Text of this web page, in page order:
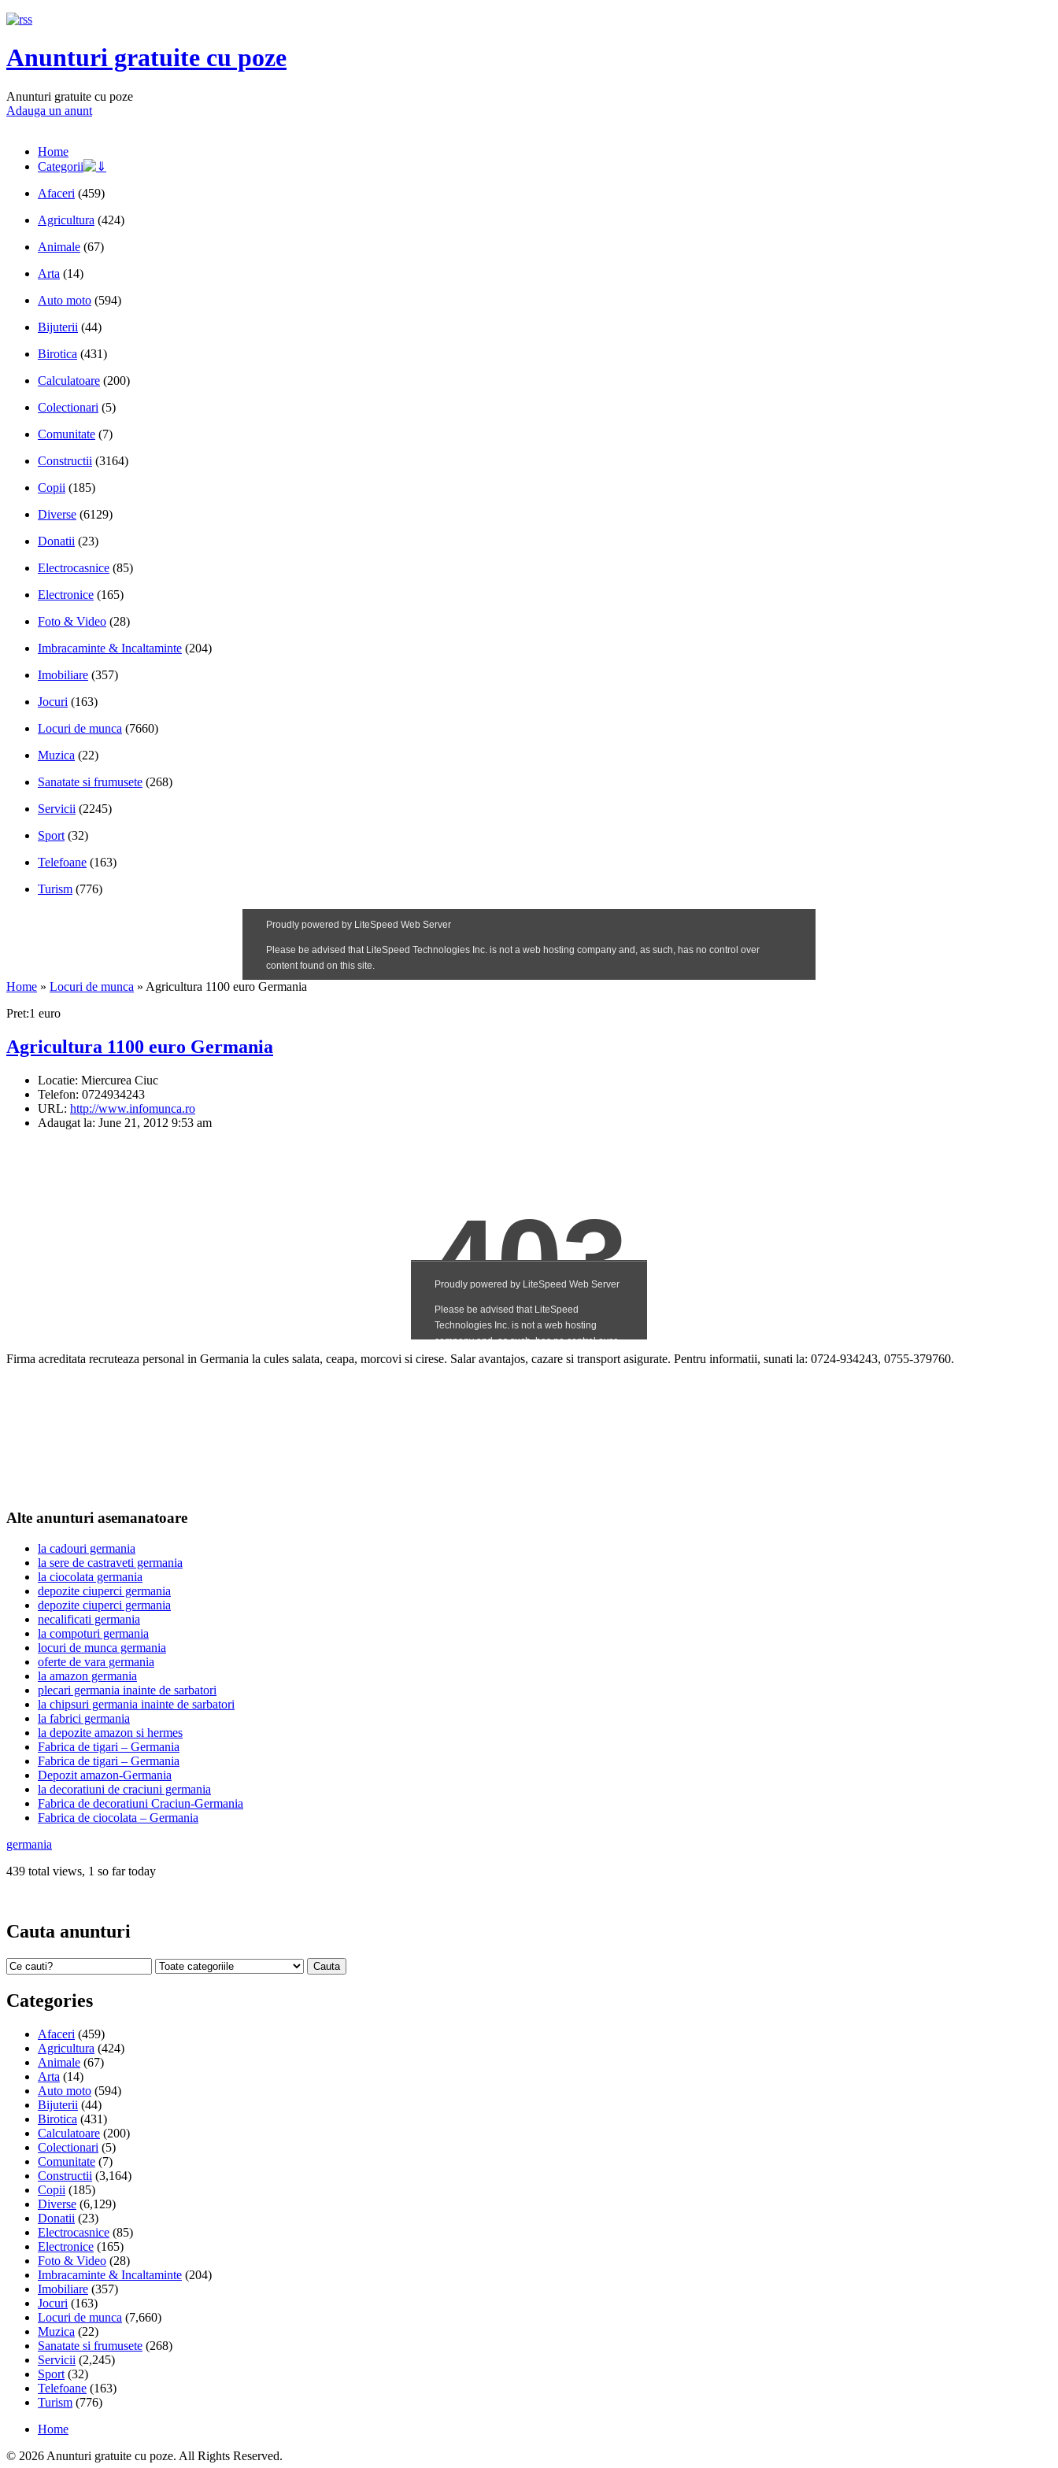
Anunturi gratuite cu poze
Anunturi gratuite cu poze
Adauga un anunt
Home
Categorii
Afaceri (459)
Agricultura (424)
Animale (67)
Arta (14)
Auto moto (594)
Bijuterii (44)
Birotica (431)
Calculatoare (200)
Colectionari (5)
Comunitate (7)
Constructii (3164)
Copii (185)
Diverse (6129)
Donatii (23)
Electrocasnice (85)
Electronice (165)
Foto & Video (28)
Imbracaminte & Incaltaminte (204)
Imobiliare (357)
Jocuri (163)
Locuri de munca (7660)
Muzica (22)
Sanatate si frumusete (268)
Servicii (2245)
Sport (32)
Telefoane (163)
Turism (776)
Home » Locuri de munca » Agricultura 1100 euro Germania
Pret:1 euro
Agricultura 1100 euro Germania
Locatie: Miercurea Ciuc
Telefon: 0724934243
URL: http://www.infomunca.ro
Adaugat la: June 21, 2012 9:53 am
Firma acreditata recruteaza personal in Germania la cules salata, ceapa, morcovi si cirese. Salar avantajos, cazare si transport asigurate. Pentru informatii, sunati la: 0724-934243, 0755-379760.
Alte anunturi asemanatoare
la cadouri germania
la sere de castraveti germania
la ciocolata germania
depozite ciuperci germania
depozite ciuperci germania
necalificati germania
la compoturi germania
locuri de munca germania
oferte de vara germania
la amazon germania
plecari germania inainte de sarbatori
la chipsuri germania inainte de sarbatori
la fabrici germania
la depozite amazon si hermes
Fabrica de tigari – Germania
Fabrica de tigari – Germania
Depozit amazon-Germania
la decoratiuni de craciuni germania
Fabrica de decoratiuni Craciun-Germania
Fabrica de ciocolata – Germania
germania
439 total views, 1 so far today
Cauta anunturi
Categories
Afaceri (459)
Agricultura (424)
Animale (67)
Arta (14)
Auto moto (594)
Bijuterii (44)
Birotica (431)
Calculatoare (200)
Colectionari (5)
Comunitate (7)
Constructii (3,164)
Copii (185)
Diverse (6,129)
Donatii (23)
Electrocasnice (85)
Electronice (165)
Foto & Video (28)
Imbracaminte & Incaltaminte (204)
Imobiliare (357)
Jocuri (163)
Locuri de munca (7,660)
Muzica (22)
Sanatate si frumusete (268)
Servicii (2,245)
Sport (32)
Telefoane (163)
Turism (776)
Home
© 2026 Anunturi gratuite cu poze. All Rights Reserved.